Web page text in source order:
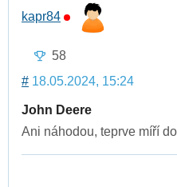
kapr84
58
# 18.05.2024, 15:24
John Deere
Ani náhodou, teprve míří